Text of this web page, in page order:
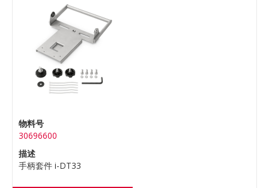
物料号
30696600
描述
手柄套件 i-DT33